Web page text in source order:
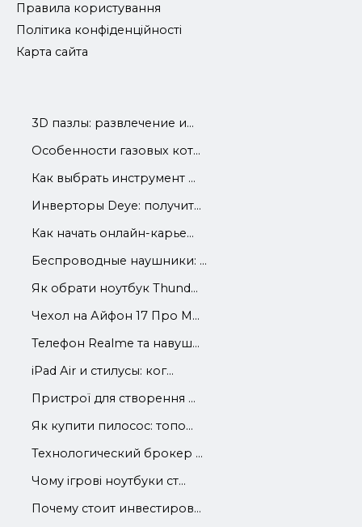
Правила користування
Політика конфіденційності
Карта сайта
3D пазлы: развлечение и...
Особенности газовых кот...
Как выбрать инструмент ...
Инверторы Deye: получит...
Как начать онлайн-карье...
Беспроводные наушники: ...
Як обрати ноутбук Thund...
Чехол на Айфон 17 Про М...
Телефон Realme та навуш...
iРad Аir и стилусы: ког...
Пристрої для створення ...
Як купити пилосос: топо...
Технологический брокер ...
Чому ігрові ноутбуки ст...
Почему стоит инвестиров...